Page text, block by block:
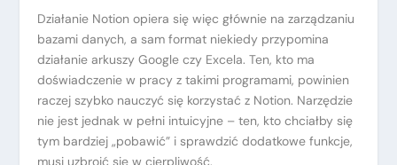
Działanie Notion opiera się więc głównie na zarządzaniu
bazami danych, a sam format niekiedy przypomina
działanie arkuszy Google czy Excela. Ten, kto ma
doświadczenie w pracy z takimi programami, powinien
raczej szybko nauczyć się korzystać z Notion. Narzędzie
nie jest jednak w pełni intuicyjne – ten, kto chciałby się
tym bardziej „pobawić” i sprawdzić dodatkowe funkcje,
musi uzbroić się w cierpliwość.